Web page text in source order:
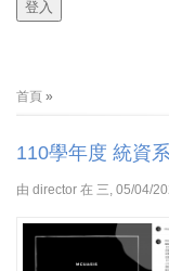
您在這裡
首頁 »
110學年度 統資
由 director 在 三, 05/04/